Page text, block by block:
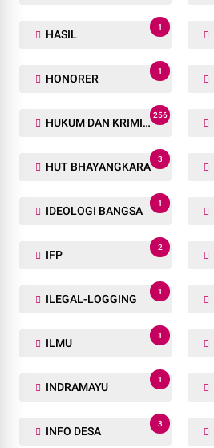
HASIL
1
HONORER
1
HUKUM DAN KRIMINAL
256
HUT BHAYANGKARA
3
IDEOLOGI BANGSA
1
IFP
2
ILEGAL-LOGGING
1
ILMU
1
INDRAMAYU
1
INFO DESA
3